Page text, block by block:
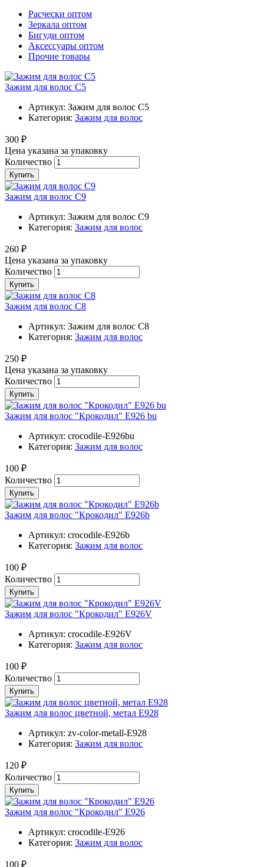
Расчески оптом
Зеркала оптом
Бигуди оптом
Аксессуары оптом
Прочие товары
Зажим для волос С5
Артикул: Зажим для волос С5
Категория: Зажим для волос
300 ₽
Цена указана за упаковку
Количество
Купить
Зажим для волос С9
Артикул: Зажим для волос С9
Категория: Зажим для волос
260 ₽
Цена указана за упаковку
Количество
Купить
Зажим для волос С8
Артикул: Зажим для волос С8
Категория: Зажим для волос
250 ₽
Цена указана за упаковку
Количество
Купить
Зажим для волос "Крокодил" E926 bu
Артикул: crocodile-E926bu
Категория: Зажим для волос
100 ₽
Количество
Купить
Зажим для волос "Крокодил" E926b
Артикул: crocodile-E926b
Категория: Зажим для волос
100 ₽
Количество
Купить
Зажим для волос "Крокодил" E926V
Артикул: crocodile-E926V
Категория: Зажим для волос
100 ₽
Количество
Купить
Зажим для волос цветной, метал E928
Артикул: zv-color-metall-E928
Категория: Зажим для волос
120 ₽
Количество
Купить
Зажим для волос "Крокодил" E926
Артикул: crocodile-E926
Категория: Зажим для волос
100 ₽